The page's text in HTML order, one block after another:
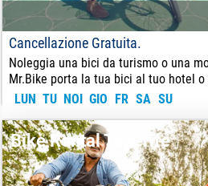
Cancellazione Gratuita.
Noleggia una bici da turismo o una
Mr.Bike porta la tua bici al tuo hotel
Tenerife.
LUN TU NOI GIO FR SA SU
DA:12€
Bike Rental Tenerife